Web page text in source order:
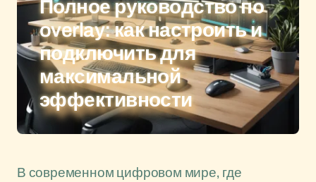
Полное руководство по
overlay: как настроить и
подключить для
максимальной
эффективности
В современном цифровом мире, где